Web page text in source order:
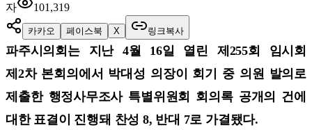
자
101,319
카카오 페이스북 X 링크복사
파주시의회는 지난 4월 16일 열린 제255회 임시회
제2차 본회의에서 박대성 의장이 회기 중 의원 발의로
제출한 행정사무조사 특별위원회 회의록 공개의 건에
대한 표결이 진행돼 찬성 8, 반대 7로 가결됐다.